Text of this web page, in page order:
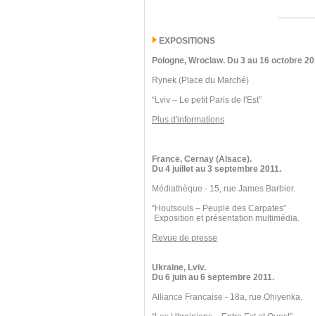
EXPOSITIONS
Pologne, Wroclaw. Du 3 au 16 octobre
Rynek (Place du Marché)
“Lviv – Le petit Paris de l'Est”
Plus d'informations
France, Cernay (Alsace).
Du 4 juillet au 3 septembre 2011.
Médiathèque - 15, rue James Barbier.
“Houtsouls – Peuple des Carpates”
Exposition et présentation multimédia.
Revue de presse
Ukraine, Lviv.
Du 6 juin au 6 septembre 2011.
Alliance Francaise - 18a, rue Ohiyenka.